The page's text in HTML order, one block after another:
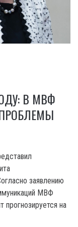
В МВФ
заявлению
МВФ
на